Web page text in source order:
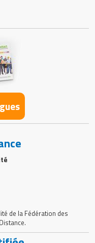
de la Fédération des